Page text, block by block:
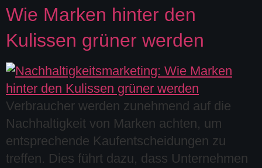
Wie Marken hinter den
Kulissen grüner werden
Verbraucher werden zunehmend auf die
Nachhaltigkeit von Marken achten, um
entsprechende Kaufentscheidungen zu
treffen. Dies führt dazu, dass Unternehmen